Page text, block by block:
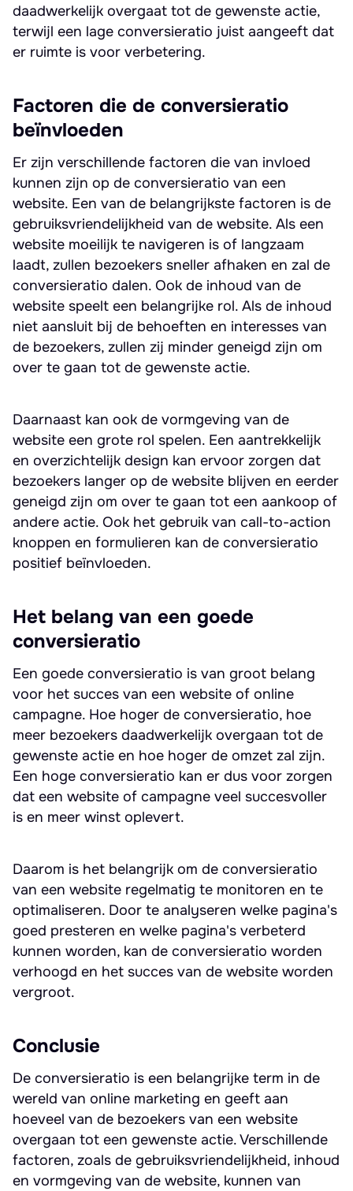
daadwerkelijk overgaat tot de gewenste actie,
terwijl een lage conversieratio juist aangeeft dat
er ruimte is voor verbetering.
Factoren die de conversieratio
beïnvloeden
Er zijn verschillende factoren die van invloed
kunnen zijn op de conversieratio van een
website. Een van de belangrijkste factoren is de
gebruiksvriendelijkheid van de website. Als een
website moeilijk te navigeren is of langzaam
laadt, zullen bezoekers sneller afhaken en zal de
conversieratio dalen. Ook de inhoud van de
website speelt een belangrijke rol. Als de inhoud
niet aansluit bij de behoeften en interesses van
de bezoekers, zullen zij minder geneigd zijn om
over te gaan tot de gewenste actie.
Daarnaast kan ook de vormgeving van de
website een grote rol spelen. Een aantrekkelijk
en overzichtelijk design kan ervoor zorgen dat
bezoekers langer op de website blijven en eerder
geneigd zijn om over te gaan tot een aankoop of
andere actie. Ook het gebruik van call-to-action
knoppen en formulieren kan de conversieratio
positief beïnvloeden.
Het belang van een goede
conversieratio
Een goede conversieratio is van groot belang
voor het succes van een website of online
campagne. Hoe hoger de conversieratio, hoe
meer bezoekers daadwerkelijk overgaan tot de
gewenste actie en hoe hoger de omzet zal zijn.
Een hoge conversieratio kan er dus voor zorgen
dat een website of campagne veel succesvoller
is en meer winst oplevert.
Daarom is het belangrijk om de conversieratio
van een website regelmatig te monitoren en te
optimaliseren. Door te analyseren welke pagina's
goed presteren en welke pagina's verbeterd
kunnen worden, kan de conversieratio worden
verhoogd en het succes van de website worden
vergroot.
Conclusie
De conversieratio is een belangrijke term in de
wereld van online marketing en geeft aan
hoeveel van de bezoekers van een website
overgaan tot een gewenste actie. Verschillende
factoren, zoals de gebruiksvriendelijkheid, inhoud
en vormgeving van de website, kunnen van